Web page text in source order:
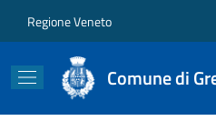
Regione Veneto
Comune di